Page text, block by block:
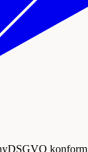
DSGVO konform